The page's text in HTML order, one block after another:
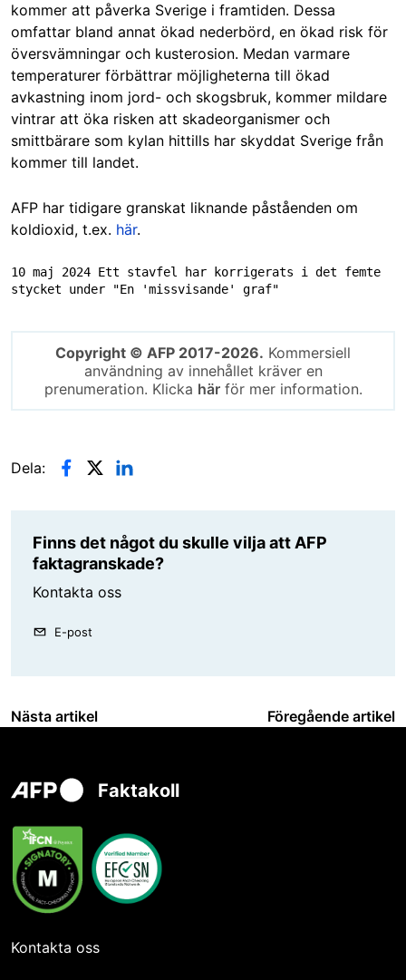
kommer att påverka Sverige i framtiden. Dessa
omfattar bland annat ökad nederbörd, en ökad risk för
översvämningar och kusterosion. Medan varmare
temperaturer förbättrar möjligheterna till ökad
avkastning inom jord- och skogsbruk, kommer mildare
vintrar att öka risken att skadeorganismer och
smittbärare som kylan hittills har skyddat Sverige från
kommer till landet.
AFP har tidigare granskat liknande påståenden om
koldioxid, t.ex. här.
10 maj 2024 Ett stavfel har korrigerats i det femte
stycket under "En 'missvisande' graf"
Copyright © AFP 2017-2026. Kommersiell
användning av innehållet kräver en
prenumeration. Klicka härför mer information.
Dela:
Finns det något du skulle vilja att AFP
faktagranskade?
Kontakta oss
E-post
Nästa artikel Föregående artikel
Faktakoll
Kontakta oss